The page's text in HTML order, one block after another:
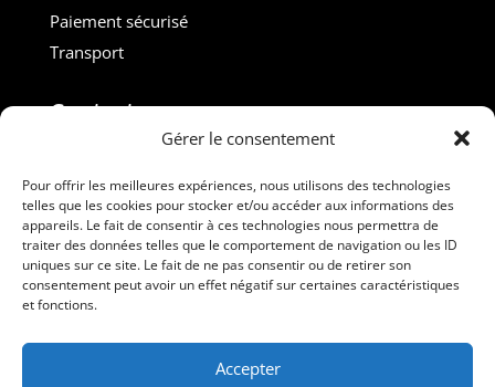
Gérer le consentement
Pour offrir les meilleures expériences, nous utilisons des technologies
telles que les cookies pour stocker et/ou accéder aux informations des
appareils. Le fait de consentir à ces technologies nous permettra de
traiter des données telles que le comportement de navigation ou les ID
uniques sur ce site. Le fait de ne pas consentir ou de retirer son
consentement peut avoir un effet négatif sur certaines caractéristiques
et fonctions.
Accepter
Paiement sécurisé
Transport
Contact :
M. Gilles ROUVEYROL
Tél. : +33(0)6 07 72 40 47
dansdebeauxdraps@gmail.com
Professionnels
Suivez-nous